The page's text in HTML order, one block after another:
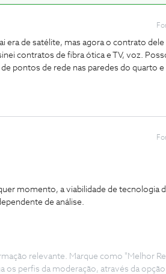
era de satélite, mas agora o contrato dele
contratos de fibra ótica e TV, voz.
pontos de rede nas paredes do quarto e
momento, a viabilidade de tecnologia
de análise.
relevante. Marque como "Melhor
os perfis da moderação, através da opção